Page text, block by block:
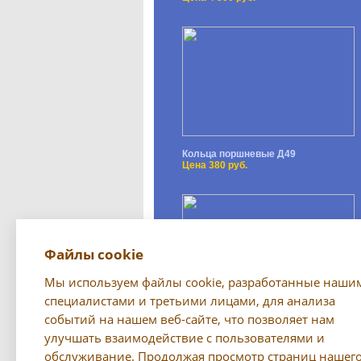
Кольца поршневые Д49
Цена 380 руб.
Светильник (переноска) РП-79
Все предложения →
Файлы cookie
Мы используем файлы cookie, разработанные
специалистами и третьими лицами, для анализа
событий на нашем веб-сайте, что позволяет нам
улучшать взаимодействие с пользователями и
обслуживание. Продолжая просмотр страниц